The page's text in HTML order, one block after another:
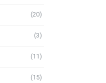
(20)
(3)
(11)
(15)